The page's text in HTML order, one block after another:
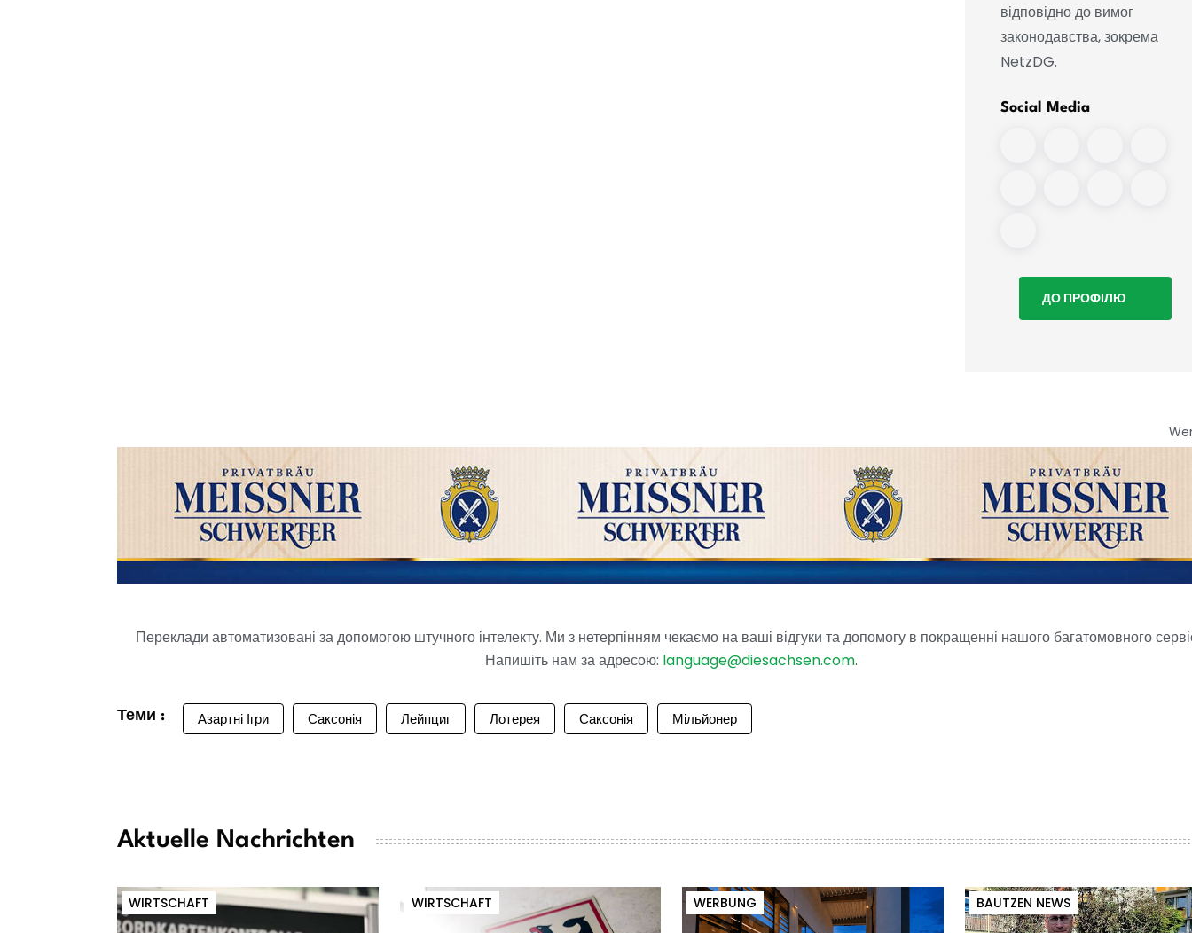
відповідно до вимог
законодавства, зокрема
NetzDG.
Social Media
ДО ПРОФІЛЮ
Переклади автоматизовані за допомогою штучного інтелекту. Ми з нетерпінням чекаємо на ваші відгуки та допомогу в покращенні нашого багатомовного
Напишіть нам за адресою: language@diesachsen.com.
Теми : Азартні Ігри Саксонія Лейпциг Лотерея Саксонія Мільйонер
Aktuelle Nachrichten
WIRTSCHAFT WIRTSCHAFT WERBUNG BAUTZEN NEWS